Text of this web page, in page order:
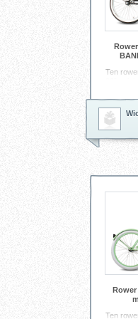
Ten
28” to
dwóch
pewny
w miasto
Gdy
kilometr
gładki i
on ją
Rower
Ten